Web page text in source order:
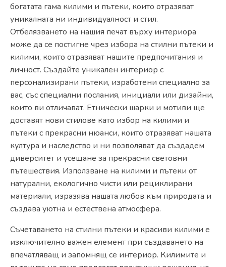
богатата гама килими и пътеки, които отразяват
уникалната ни индивидуалност и стил.
Отбелязването на нашия печат върху интериора
може да се постигне чрез избора на стилни пътеки и
килими, които отразяват нашите предпочитания и
личност. Създайте уникален интериор с
персонализирани пътеки, изработени специално за
вас, със специални послания, инициали или дизайни,
които ви отличават. Етнически шарки и мотиви ще
доставят нови стилове като избор на килими и
пътеки с прекрасни нюанси, които отразяват нашата
култура и наследство и ни позволяват да създадем
диверситет и усещане за прекрасни световни
пътешествия. Използване на килими и пътеки от
натурални, екологично чисти или рециклирани
материали, изразява нашата любов към природата и
създава уютна и естествена атмосфера.
Съчетаването на стилни пътеки и красиви килими е
изключително важен елемент при създаването на
впечатляващ и запомнящ се интериор. Килимите и